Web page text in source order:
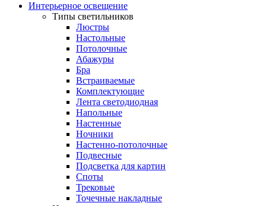
Интерьерное освещение
Типы светильников
Люстры
Настольные
Потолочные
Абажуры
Бра
Встраиваемые
Комплектующие
Лента светодиодная
Напольные
Настенные
Ночники
Настенно-потолочные
Подвесные
Подсветка для картин
Споты
Трековые
Точечные накладные